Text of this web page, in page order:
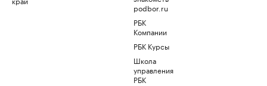
podbor.ru
РБК
Компании
РБК Курсы
Школа
управления
РБК